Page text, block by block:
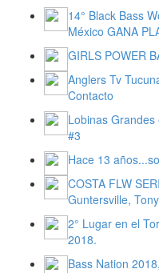
14° Black Bass
México GANA
GIRLS POWER
Anglers Tv
Contacto
Lobinas
#3
Hace 13
COSTA FLW
Guntersville,
2° Lugar en el
2018.
Bass Nation